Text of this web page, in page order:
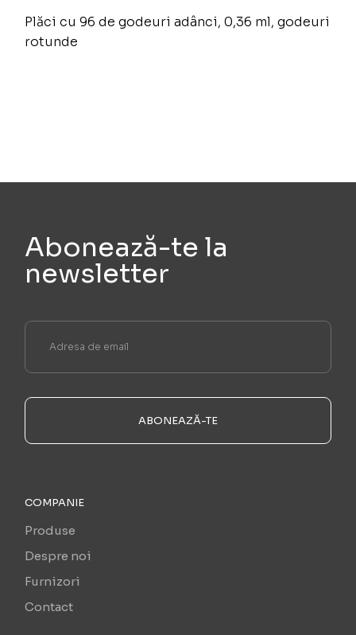
Plăci cu 96 de godeuri adânci, 0,36 ml, godeuri
rotunde
Abonează-te la
newsletter
ABONEAZĂ-TE
COMPANIE
Produse
Despre noi
Furnizori
Contact